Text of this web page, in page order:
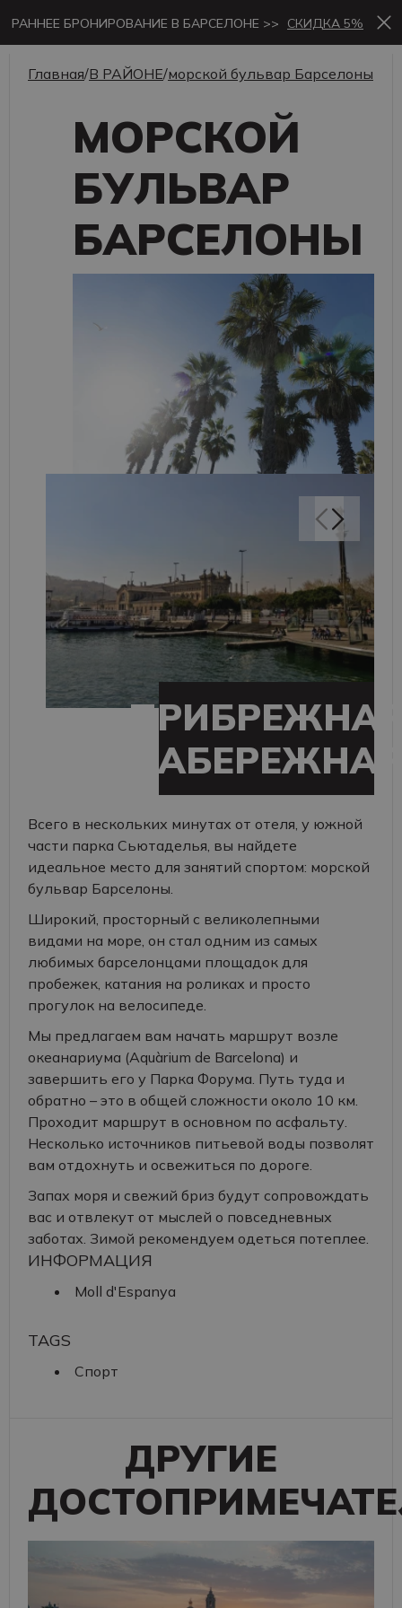
РАННЕЕ БРОНИРОВАНИЕ В БАРСЕЛОНЕ >> СКИДКА 5%
Главная/В РАЙОНЕ/морской бульвар Барселоны
Всего в нескольких минутах от отеля, у южной
части парка Сьютаделья, вы найдете
идеальное место для занятий спортом: морской
бульвар Барселоны.
Широкий, просторный с великолепными
видами на море, он стал одним из самых
любимых барселонцами площадок для
пробежек, катания на роликах и просто
прогулок на велосипеде.
Мы предлагаем вам начать маршрут возле
океанариума (Aquàrium de Barcelona) и
завершить его у Парка Форума. Путь туда и
обратно – это в общей сложности около 10 км.
Проходит маршрут в основном по асфальту.
Несколько источников питьевой воды позволят
вам отдохнуть и освежиться по дороге.
Запах моря и свежий бриз будут сопровождать
вас и отвлекут от мыслей о повседневных
заботах. Зимой рекомендуем одеться потеплее.
ИНФОРМАЦИЯ
Moll d'Espanya
TAGS
Спорт
МОРСКОЙ
БУЛЬВАР
БАРСЕЛОНЫ
ДРУГИЕ